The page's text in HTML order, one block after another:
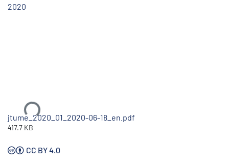
2020
Ladataan...
jtume_2020_01_2020-06-18_en.pdf
417.7 KB
CC BY 4.0